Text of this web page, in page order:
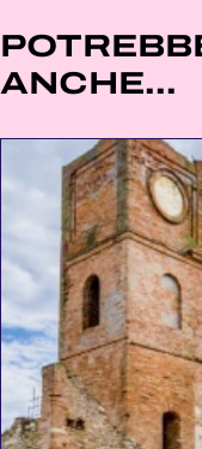
ANCHE...